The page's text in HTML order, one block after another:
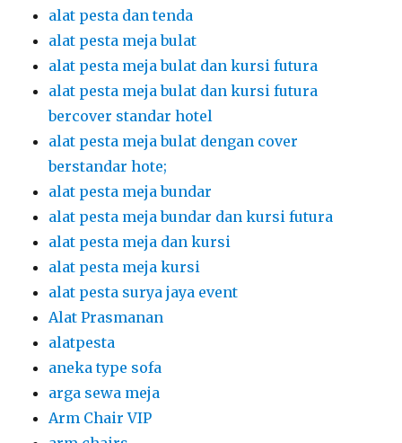
alat pesta dan tenda
alat pesta meja bulat
alat pesta meja bulat dan kursi futura
alat pesta meja bulat dan kursi futura
bercover standar hotel
alat pesta meja bulat dengan cover
berstandar hote;
alat pesta meja bundar
alat pesta meja bundar dan kursi futura
alat pesta meja dan kursi
alat pesta meja kursi
alat pesta surya jaya event
Alat Prasmanan
alatpesta
aneka type sofa
arga sewa meja
Arm Chair VIP